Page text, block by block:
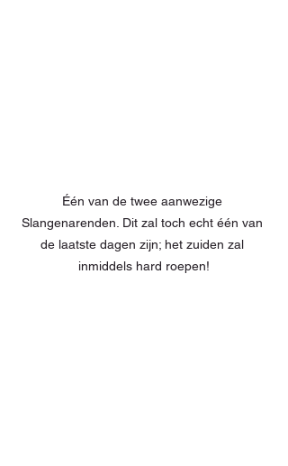
Één van de twee aanwezige
Slangenarenden. Dit zal toch echt één van
de laatste dagen zijn; het zuiden zal
inmiddels hard roepen!